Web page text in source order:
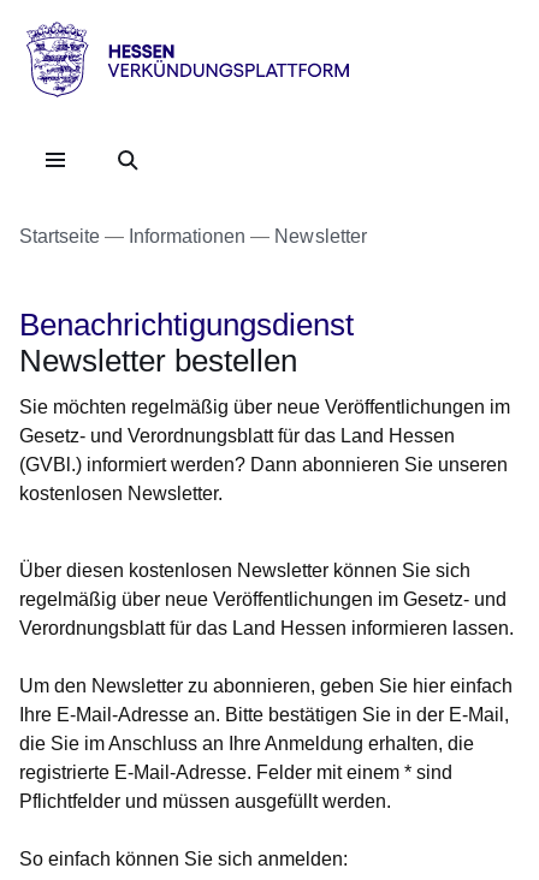
Direkt zum Kopf der
Direkt zum Inhalt
Direkt zum Fuß der
HESSEN
Verkündungsplattform
Startseite Informationen Newsletter
Benachrichtigungsdienst
Newsletter bestellen
Sie möchten regelmäßig über neue Veröffentlichungen im
Gesetz- und Verordnungsblatt für das Land Hessen
(GVBl.) informiert werden? Dann abonnieren Sie unseren
kostenlosen Newsletter.
Über diesen kostenlosen Newsletter können Sie sich
regelmäßig über neue Veröffentlichungen im Gesetz- und
Verordnungsblatt für das Land Hessen informieren lassen.
Um den Newsletter zu abonnieren, geben Sie hier einfach
Ihre E-Mail-Adresse an. Bitte bestätigen Sie in der E-Mail,
die Sie im Anschluss an Ihre Anmeldung erhalten, die
registrierte E-Mail-Adresse. Felder mit einem * sind
Pflichtfelder und müssen ausgefüllt werden.
So einfach können Sie sich anmelden: